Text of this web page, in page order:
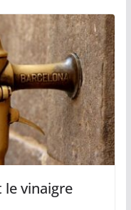
le vinaigre